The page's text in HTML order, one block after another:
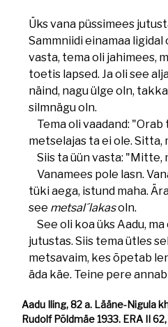
Üks vana püssimees
Sammniidi einamaa ligidal
vasta, tema oli jahimees,
toetis lapsed. Ja oli see
näind, nagu ülge oln,
silmnägu oln.
Tema oli vaadand: "Orab
metselajas ta ei ole. Sitta,
Siis ta üün vasta: "Mitte,
Vanamees pole lasn.
tüki aega, istund maha.
see metsal´lakasoln.
See oli koa üks Aadu,
jutustas. Siis tema ütles
metsavaim, kes õpetab
äda käe. Teine pere
Aadu Iling, 82 a. Lääne-Nigula
Rudolf Põldmäe 1933. ERA II